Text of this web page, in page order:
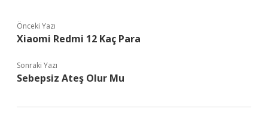
Önceki Yazı
Xiaomi Redmi 12 Kaç Para
Sonraki Yazı
Sebepsiz Ateş Olur Mu